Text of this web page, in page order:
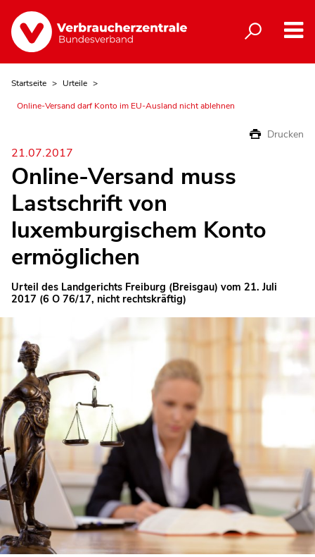
Startseite
Urteile
Online-Versand darf Konto im EU-Ausland nicht ablehnen
Drucken
21.07.2017
Online-Versand muss
Lastschrift von
luxemburgischem Konto
ermöglichen
Urteil des Landgerichts Freiburg (Breisgau) vom 21. Juli
2017 (6 O 76/17, nicht rechtskräftig)